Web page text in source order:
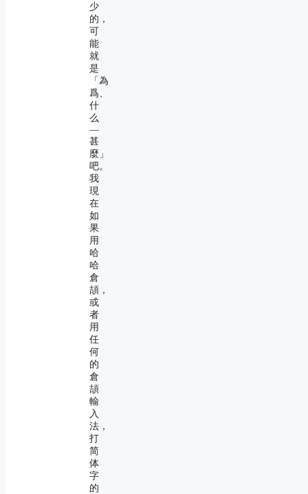
少
的，
可
能
就
是
「為
爲、
什
么
―
甚
麼」
吧。
我
現
在
如
果
用
哈
哈
倉
頡，
或
者
用
任
何
的
倉
頡
輸
入
法，
打
简
体
字
的